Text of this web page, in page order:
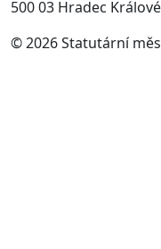
500 03 Hradec Králové
© 2026 Statutární